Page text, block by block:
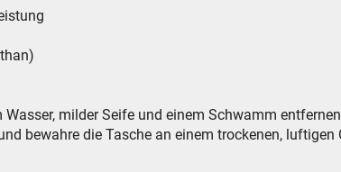
milder Seife und einem Schwamm entfernen
die Tasche an einem trockenen, luftigen